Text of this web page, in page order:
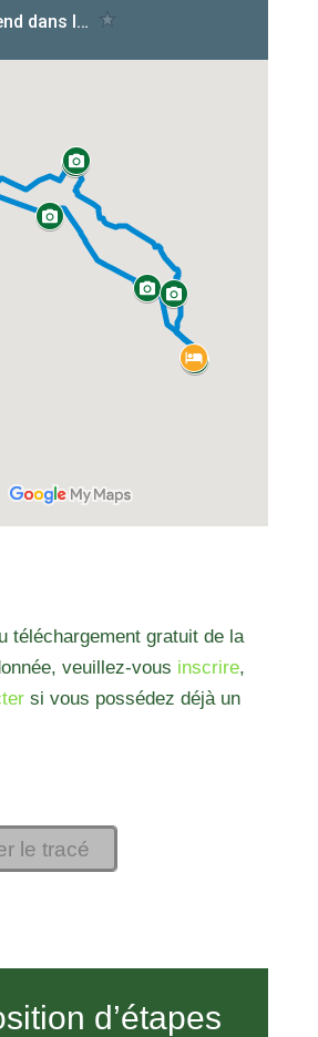
téléchargement gratuit de la
veuillez-vous inscrire,
si vous possédez déjà un
le tracé
d’étapes